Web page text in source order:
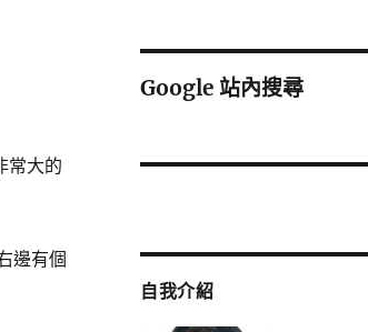
常大的
邊有個
Google 站內搜尋
自我介紹